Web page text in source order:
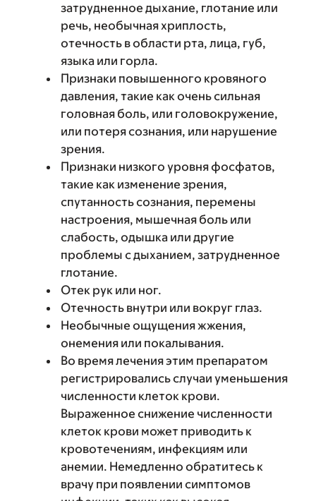
затрудненное дыхание, глотание или
речь, необычная хриплость,
отечность в области рта, лица, губ,
языка или горла.
Признаки повышенного кровяного
давления, такие как очень сильная
головная боль, или головокружение,
или потеря сознания, или нарушение
зрения.
Признаки низкого уровня фосфатов,
такие как изменение зрения,
спутанность сознания, перемены
настроения, мышечная боль или
слабость, одышка или другие
проблемы с дыханием, затрудненное
глотание.
Отек рук или ног.
Отечность внутри или вокруг глаз.
Необычные ощущения жжения,
онемения или покалывания.
Во время лечения этим препаратом
регистрировались случаи уменьшения
численности клеток крови.
Выраженное снижение численности
клеток крови может приводить к
кровотечениям, инфекциям или
анемии. Немедленно обратитесь к
врачу при появлении симптомов